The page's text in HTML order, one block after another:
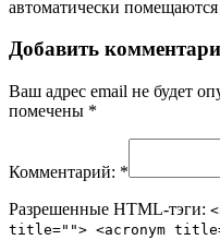
автоматически помещаются
Добавить
Ваш адрес email не будет
помечены *
Комментарий: *
Разрешенные HTML-тэги:
title=""> <acronym